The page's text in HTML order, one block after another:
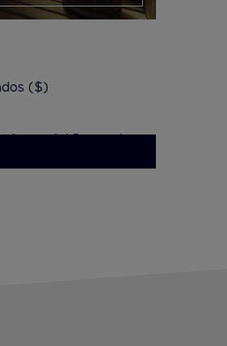
($)
del Despacio
son con cargo.